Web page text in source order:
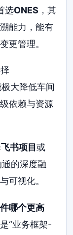
选ONES ，其
能力，能有
更管理。
大降低车间
依赖与资源
飞书项目或
通的深度融
可视化。
哪个更高
“业务框架-